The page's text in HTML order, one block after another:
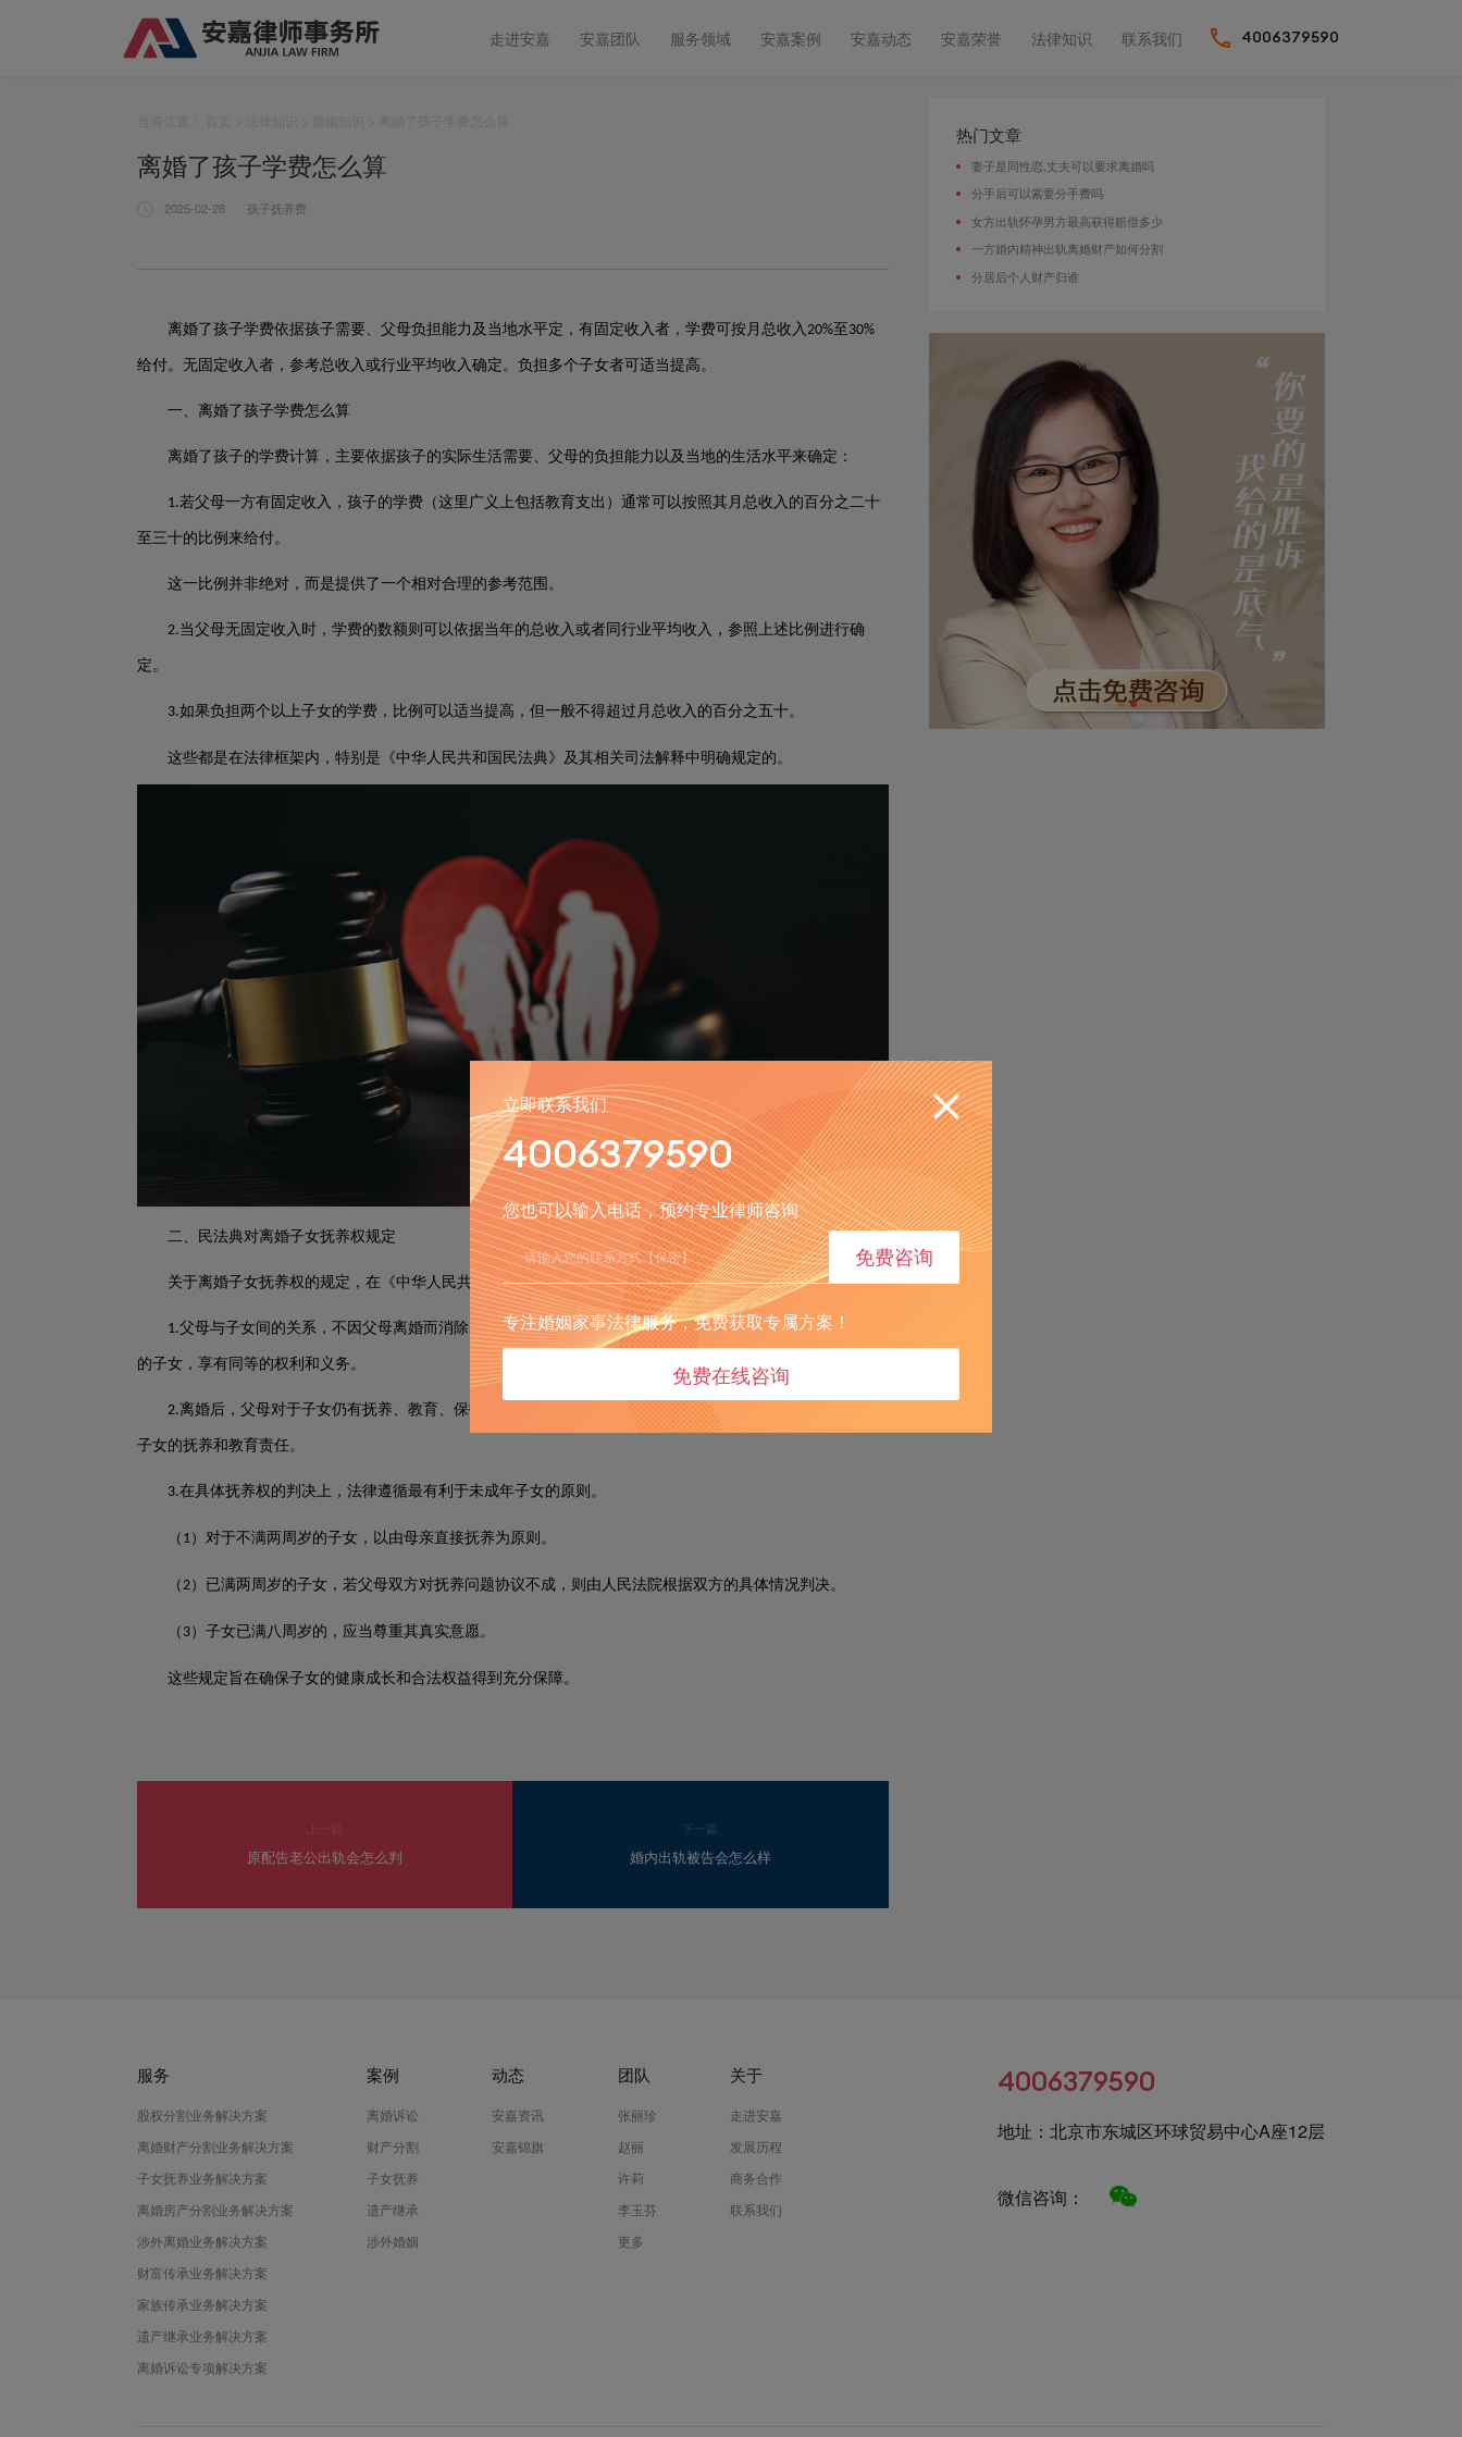
走进安嘉 安嘉团队 服务领域 安嘉案例 安嘉动态 安嘉荣誉 法律知识 联系我们 4006379590
离婚了孩子学费怎么算
2025-02-28 孩子抚养费
离婚了孩子学费依据孩子需要、父母负担能力及当地水平定，有固定收入者，学费可按月总收入20%至 30%
给付。无固定收入者，参考总收入或行业平均收入确定。负担多个子女者可适当提高。
一、离婚了孩子学费怎么算
离婚了孩子的学费计算，主要依据孩子的实际生活需要、父母的负担能力以及当地的生活水平来确定：
1.若父母一方有固定收入，孩子的学费（这里广义上包括教育支出）通常可以按照其月总收入的百分之二十
至三十的比例来给付。
这一比例并非绝对，而是提供了一个相对合理的参考范围。
2.当父母无固定收入时，学费的数额则可以依据当年的总收入或者同行业平均收入，参照上述比例进行确
定。
3.如果负担两个以上子女的学费，比例可以适当提高，但一般不得超过月总收入的百分之五十。
这些都是在法律框架内，特别是《中华人民共和国民法典》及其相关司法解释中明确规定的。
二、民法典对离婚子女抚养权规定
关于离婚子女抚养权的规定，在《中华人民共和国民法典》中有着明确而详细的规定。
1.父母与子女间的关系，不因父母离婚而消除。这意味着，无论子女由父或母直接抚养，他们都是父母双方
的子女，享有同等的权利和义务。
2.离婚后，父母对于子女仍有抚养、教育、保护的权利和义务。这要求父母双方即使离婚，也要继续履行对
子女的抚养和教育责任。
3.在具体抚养权的判决上，法律遵循最有利于未成年子女的原则。
（ 1）对于不满两周岁的子女，以由母亲直接抚养为原则。
（2）已满两周岁的子女，若父母双方对抚养问题协议不成，则由人民法院根据双方的具体情况判决。
（ 3）子女已满八周岁的，应当尊重其真实意愿。
这些规定旨在确保子女的健康成长和合法权益得到充分保障。
上一篇
原配告老公出轨会怎么判
下一篇
婚内出轨被告会怎么样
热门文章
妻子是同性恋,丈夫可以要求离婚吗
分手后可以索要分手费吗
女方出轨怀孕男方最高获得赔偿多少
一方婚内精神出轨离婚财产如何分割
分居后个人财产归谁
服务
股权分割业务解决方案
离婚财产分割业务解决方案
子女抚养业务解决方案
离婚房产分割业务解决方案
涉外离婚业务解决方案
财富传承业务解决方案
家族传承业务解决方案
遗产继承业务解决方案
离婚诉讼专项解决方案
案例
离婚诉讼
财产分割
子女抚养
遗产继承
涉外婚姻
动态
安嘉资讯
安嘉锦旗
团队
张丽珍
赵丽
许莉
李玉芬
更多
关于
走进安嘉
发展历程
商务合作
联系我们
4006379590
地址：北京市东城区环球贸易中心A座12层
微信咨询：
立即联系我们
4006379590
您也可以输入电话，预约专业律师咨询
免费咨询
专注婚姻家事法律服务，免费获取专属方案！
免费在线咨询